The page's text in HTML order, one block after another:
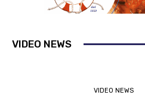
VIDEO NEWS
VIDEO NEWS